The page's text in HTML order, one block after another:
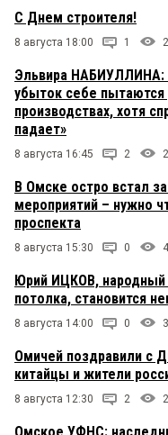
С Днем строителя!
8 августа 18:00 1
Эльвира НАБИУЛЛИНА:
убыток себе пытаются
производствах, хотя
падает»
8 августа 16:45 2
В Омске остро встал
мероприятий – нужно
проспекта
8 августа 15:30 0
Юрий ИЦКОВ, народный
потолка, становится
8 августа 14:00 0
Омичей поздравили с
китайцы и жители
8 августа 12:30 2